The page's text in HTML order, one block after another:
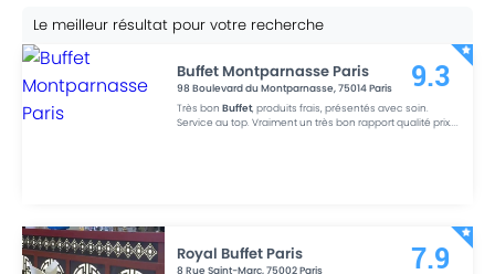
Le meilleur résultat pour votre recherche
Buffet Montparnasse Paris
98 Boulevard du Montparnasse,75014Paris
Très bonBuffet, produits frais, présentés avec soin.
Service au top. Vraiment un très bon rapport qualité prix....
9.3
Royal Buffet Paris
8 Rue Saint-Marc,75002Paris
7.9